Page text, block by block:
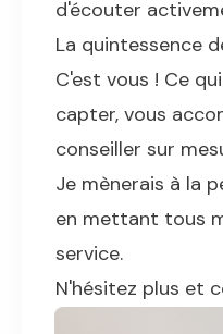
d'écouter
La quintessence
C'est vous ! Ce
capter, vous
conseiller sur
Je mènerais à la
en mettant tous
service.
N'hésitez plus et